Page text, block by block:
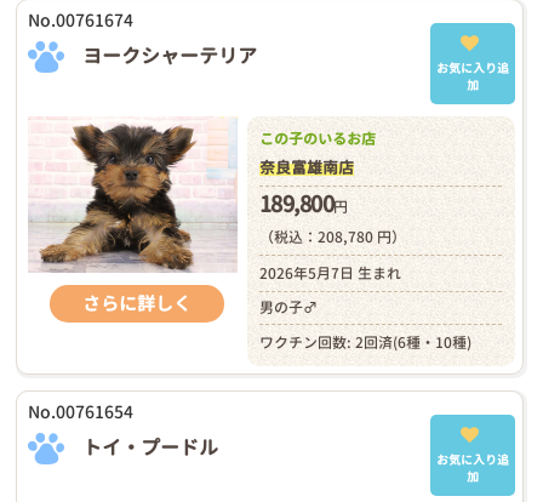
No.00761674
ヨークシャーテリア
お気に入り追
加
さらに詳しく
この子のいるお店
奈良富雄南店
189,800円
（税込：208,780 円）
2026年5月7日 生まれ
男の子♂
ワクチン回数: 2回済(6種・10種)
No.00761654
トイ・プードル
お気に入り追
加